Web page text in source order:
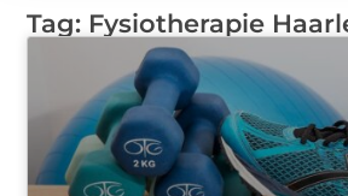
Tag: Fysiotherapie